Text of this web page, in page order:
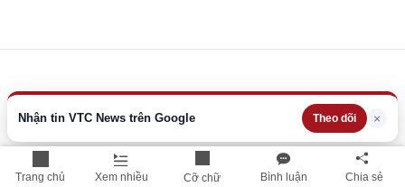
Trang chủ Xem nhiều Cỡ chữ Bình luận Chia sẻ
Nhận tin VTC News trên Google Theo dõi ×